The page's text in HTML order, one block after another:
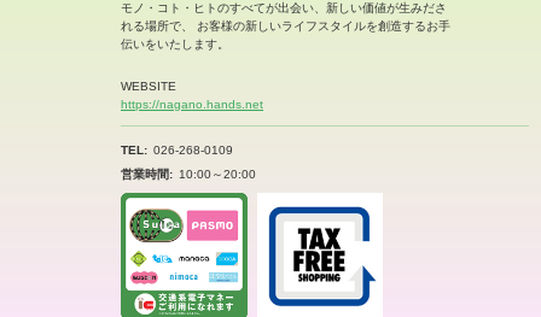
モノ・コト・ヒトのすべてが出会い、新しい価値が生みださ
れる場所で、 お客様の新しいライフスタイルを創造するお手
伝いをいたします。
WEBSITE
https://nagano.hands.net
TEL
026-268-0109
営業時間
10:00～20:00